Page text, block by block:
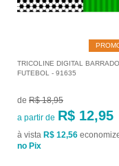
TRICOLINE DIGITAL BARRADO
FUTEBOL - 91635
de R$ 18,95
a partir de R$ 12,95
à vista R$ 12,56
no Pix